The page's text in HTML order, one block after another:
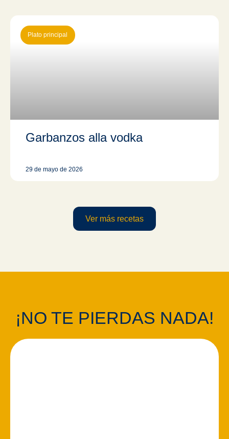
Plato principal
Garbanzos alla vodka
29 de mayo de 2026
Ver más recetas
¡NO TE PIERDAS NADA!